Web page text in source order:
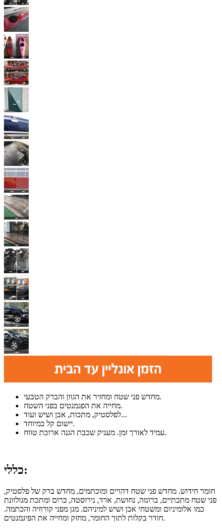
מחדש פני שטח ומחזיר את הגוון והברק הטבעי.
מחייה את הפגמנטים בפני השטח.
לפלסטיק, מתכות, אבן ושיש ועוד...
יישום קל במיוחד.
עמיד לאורך זמן. מעניק שכבת הגנה ארוכת טווח.
כללי:
חומר חידוש. מחדש פני שטח דהויים ומוכתמים, מחדש ברק של פלסטיק,
פני שטח מתכתיים, ברונזה, נחושת, ארד, נירוסטה, כרום ומתכת מגולוונת
כמו אלומיניום ומשטחי אבן ושיש למיניהם. מגן מפני קורוזיה והכתמה.
חודר בקלות לתוך החומר, מחזק ומחייה את הפיגמנטים.